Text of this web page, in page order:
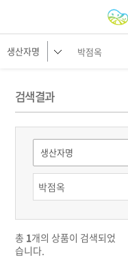
검색 결과
총 1개의 상품이 검색되었
습니다.